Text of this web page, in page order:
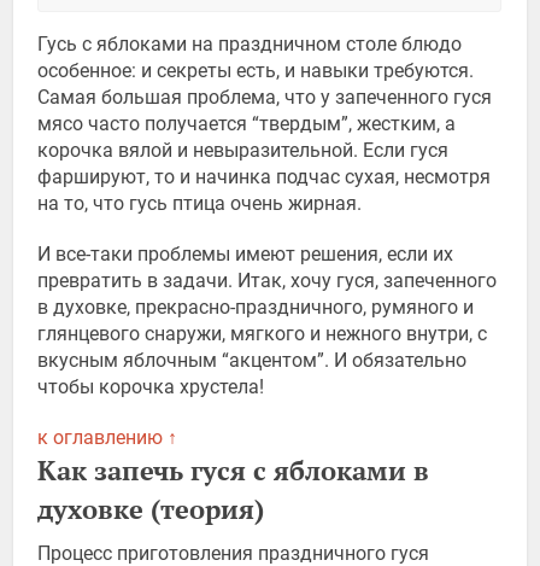
Гусь с яблоками на праздничном столе блюдо
особенное: и секреты есть, и навыки требуются.
Самая большая проблема, что у запеченного гуся
мясо часто получается “твердым”, жестким, а
корочка вялой и невыразительной. Если гуся
фаршируют, то и начинка подчас сухая, несмотря
на то, что гусь птица очень жирная.
И все-таки проблемы имеют решения, если их
превратить в задачи. Итак, хочу гуся, запеченного
в духовке, прекрасно-праздничного, румяного и
глянцевого снаружи, мягкого и нежного внутри, с
вкусным яблочным “акцентом”. И обязательно
чтобы корочка хрустела!
к оглавлению ↑
Как запечь гуся с яблоками в
духовке (теория)
Процесс приготовления праздничного гуся